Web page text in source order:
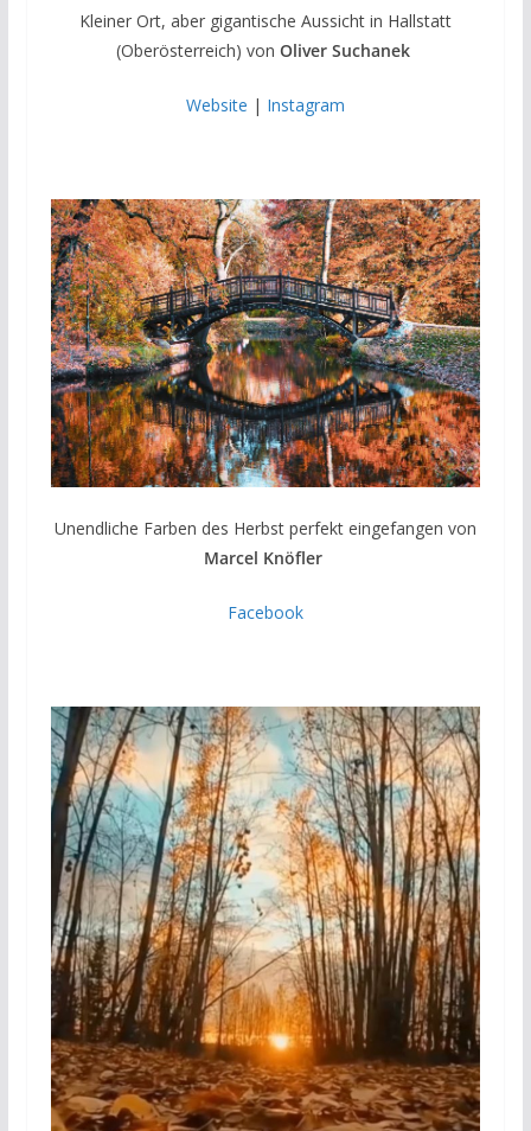
Kleiner Ort, aber gigantische Aussicht in Hallstatt
(Oberösterreich) von Oliver Suchanek
Website | Instagram
Unendliche Farben des Herbst perfekt eingefangen von
Marcel Knöfler
Facebook